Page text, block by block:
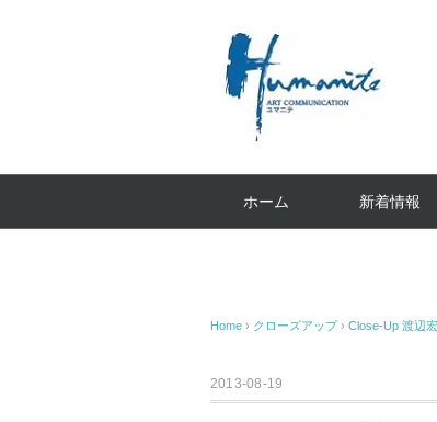
ホーム 新着情報
Home › クローズアップ › Close-Up 渡辺宏
2013-08-19